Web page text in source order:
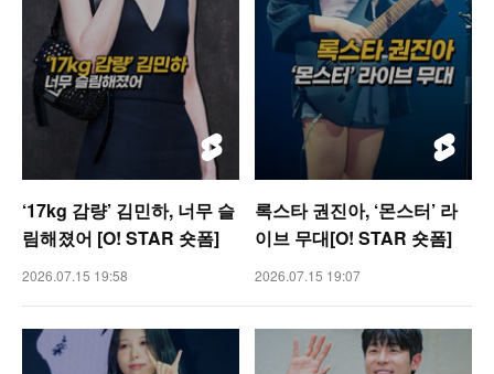
‘17kg 감량’ 김민하, 너무 슬
림해졌어 [O! STAR 숏폼]
2026.07.15 19:58
록스타 권진아, ‘몬스터’ 라
이브 무대[O! STAR 숏폼]
2026.07.15 19:07